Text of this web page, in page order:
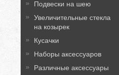
Подвески на шею
Увеличительные стекла
на козырек
Кусачки
Наборы аксессуаров
Различные аксессуары